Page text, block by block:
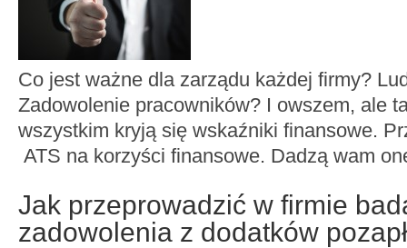
Co jest ważne dla zarządu każdej firmy?
Zadowolenie pracowników? I owszem, ale
wszystkim kryją się wskaźniki finansowe.
ATS na korzyści finansowe. Dadzą wam
Jak przeprowadzić w firmie
zadowolenia z dodatków